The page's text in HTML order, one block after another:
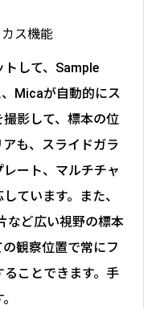
ス機能
して、Sample
Micaが自動的にス
影して、標本の位
も、スライドガラ
ート、マルチチャ
ています。また、
など広い視野の標本
観察位置で常にフ
ことできます。手